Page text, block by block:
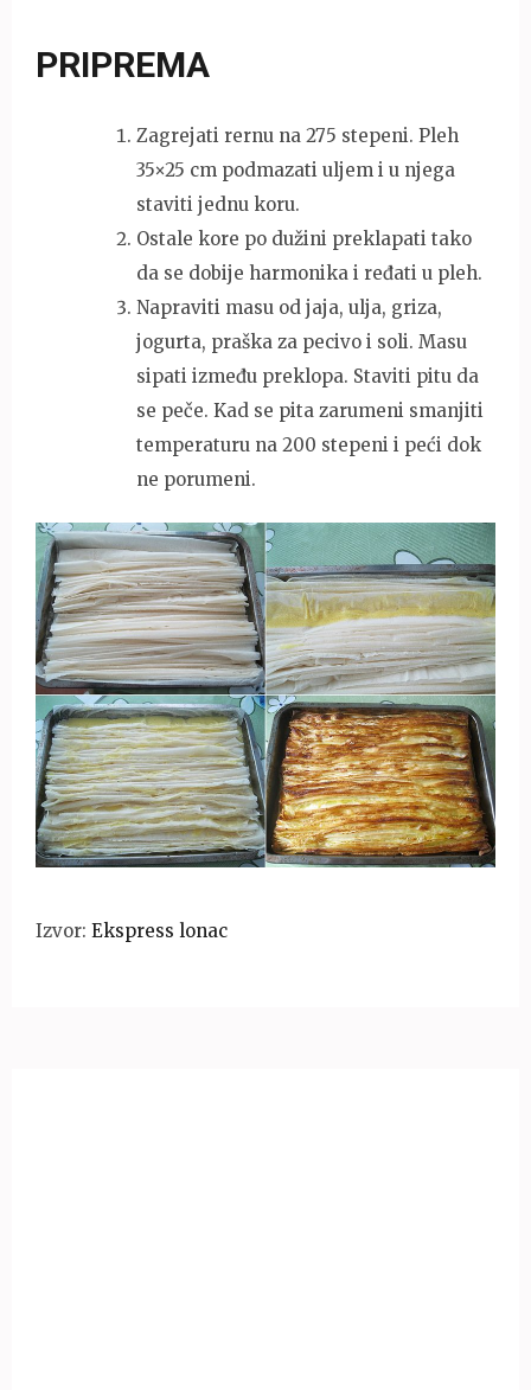
PRIPREMA
Zagrejati rernu na 275 stepeni. Pleh
35×25 cm podmazati uljem i u njega
staviti jednu koru.
Ostale kore po dužini preklapati tako
da se dobije harmonika i ređati u pleh.
Napraviti masu od jaja, ulja, griza,
jogurta, praška za pecivo i soli. Masu
sipati između preklopa. Staviti pitu da
se peče. Kad se pita zarumeni smanjiti
temperaturu na 200 stepeni i peći dok
ne porumeni.
Izvor: Ekspress lonac